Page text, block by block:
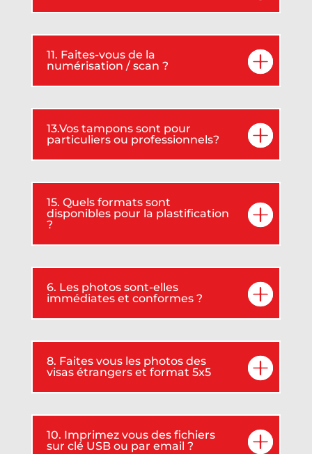
11. Faites-vous de la
numérisation / scan ?
13.Vos tampons sont pour
particuliers ou professionnels?
15. Quels formats sont
disponibles pour la plastification
?
6. Les photos sont-elles
immédiates et conformes ?
8. Faites vous les photos des
visas étrangers et format 5x5
10. Imprimez vous des fichiers
sur clé USB ou par email ?